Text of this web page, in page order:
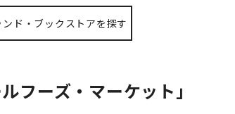
ド・ブックストアを探す
フーズ・マーケット」